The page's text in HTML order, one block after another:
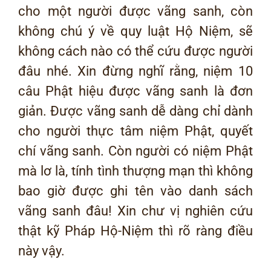
cho một người được vãng sanh, còn
không chú ý về quy luật Hộ Niệm, sẽ
không cách nào có thể cứu được người
đâu nhé. Xin đừng nghĩ rằng, niệm 10
câu Phật hiệu được vãng sanh là đơn
giản. Được vãng sanh dễ dàng chỉ dành
cho người thực tâm niệm Phật, quyết
chí vãng sanh. Còn người có niệm Phật
mà lơ là, tính tình thượng mạn thì không
bao giờ được ghi tên vào danh sách
vãng sanh đâu! Xin chư vị nghiên cứu
thật kỹ Pháp Hộ-Niệm thì rõ ràng điều
này vậy.